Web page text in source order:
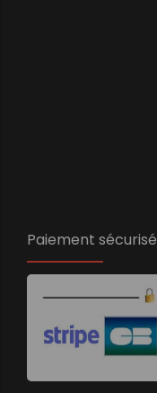
Paiement sécurisé